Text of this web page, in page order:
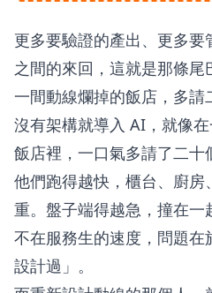
更多要驗證的產出、更多
之間的來回，這就是那條尾
一間動線爛掉的飯店，多請
沒有架構就導入 AI，就像
飯店裡，一口氣多請了二十
他們跑得越快，櫃台、廚房
重。盤子端得越急，撞在
不在服務生的速度，問題
設計過」。